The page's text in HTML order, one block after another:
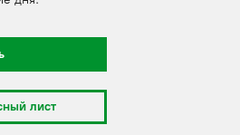
лист